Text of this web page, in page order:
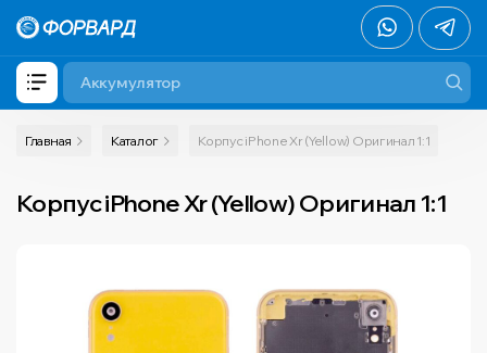
Главная Каталог Корпус iPhone Xr (Yellow) Оригинал 1:1
Корпус iPhone Xr (Yellow) Оригинал 1:1